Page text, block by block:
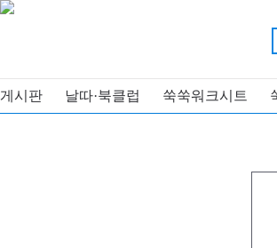
게시판 날따·북클럽 쑥쑥워크시트